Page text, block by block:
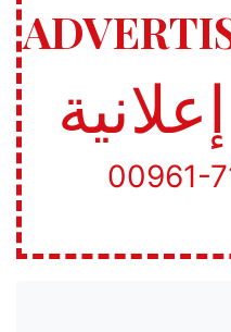
00961-